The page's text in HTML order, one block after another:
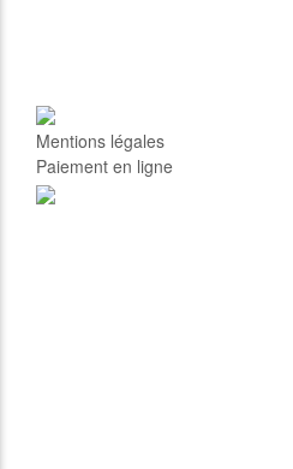
Mentions légales
Paiement en ligne